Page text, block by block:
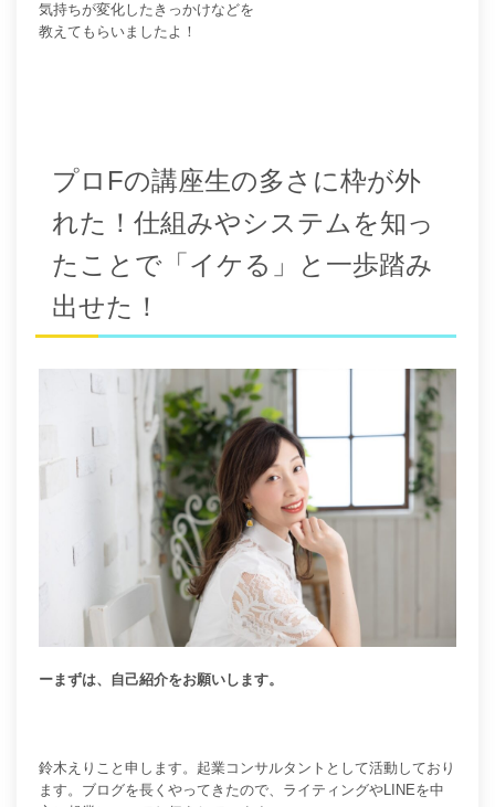
気持ちが変化したきっかけなどを
教えてもらいましたよ！
プロFの講座生の多さに枠が外
れた！仕組みやシステムを知っ
たことで「イケる」と一歩踏み
出せた！
ーまずは、自己紹介をお願いします。
鈴木えりこと申します。 起業コンサルタントとして活動しており
ます。 ブログを長くやってきたので、ライティングやLINEを中